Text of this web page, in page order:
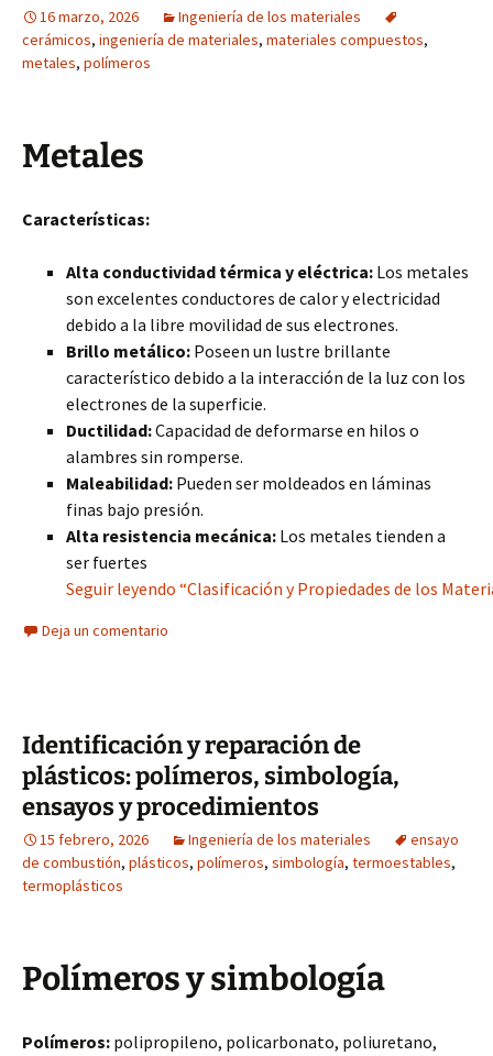
16 marzo, 2026
Ingeniería de los materiales
cerámicos, ingeniería de materiales, materiales compuestos,
metales, polímeros
Metales
Características:
Alta conductividad térmica y eléctrica: Los metales
son excelentes conductores de calor y electricidad
debido a la libre movilidad de sus electrones.
Brillo metálico: Poseen un lustre brillante
característico debido a la interacción de la luz con los
electrones de la superficie.
Ductilidad:Capacidad de deformarse en hilos o
alambres sin romperse.
Maleabilidad: Pueden ser moldeados en láminas
finas bajo presión.
Alta resistencia mecánica: Los metales tienden a
ser fuertes
Seguir leyendo “Clasificación y Propiedades de los
Deja un comentario
Identificación y reparación de
plásticos: polímeros, simbología,
ensayos y procedimientos
15 febrero, 2026 Ingeniería de los materiales
ensayo
de combustión, plásticos, polímeros, simbología, termoestables,
termoplásticos
Polímeros y simbología
Polímeros: polipropileno, policarbonato, poliuretano,